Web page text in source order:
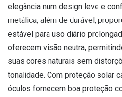
elegância num design leve e
metálica, além de durável,
estável para uso diário
oferecem visão neutra,
suas cores naturais sem
tonalidade. Com proteção solar
óculos fornecem boa proteção